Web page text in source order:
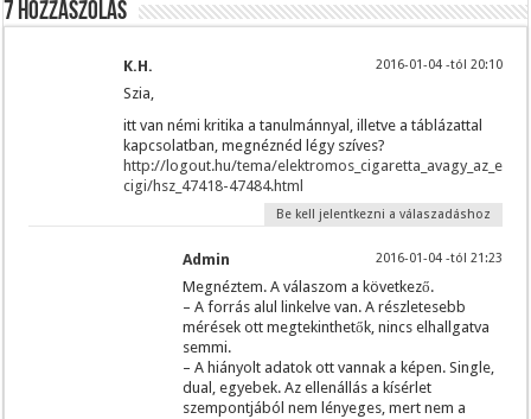
7 hozzászólás
K.H. 2016-01-04 -tól 20:10
Szia,
itt van némi kritika a tanulmánnyal, illetve a táblázattal
kapcsolatban, megnéznéd légy szíves?
http://logout.hu/tema/elektromos_cigaretta_avagy_az_e-
cigi/hsz_47418-47484.html
Be kell jelentkezni a válaszadáshoz
Admin 2016-01-04 -tól 21:23
Megnéztem. A válaszom a következő.
– A forrás alul linkelve van. A részletesebb
mérések ott megtekinthetők, nincs elhallgatva
semmi.
– A hiányolt adatok ott vannak a képen. Single,
dual, egyebek. Az ellenállás a kísérlet
szempontjából nem lényeges, mert nem a